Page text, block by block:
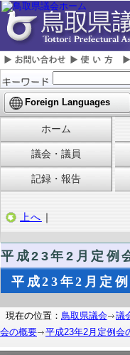
Foreign Languages
ホーム
議会・議員
記録・報告
上へ ｜
平成23年2月定例
平成23年2月定
現在の位置： 鳥取県議会 議
会の概要
平成23年2月定例会